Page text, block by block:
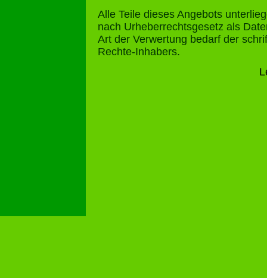
Alle Teile dieses Angebots
nach Urheberrechtsgesetz als
Art der Verwertung bedarf der
Rechte-Inhabers.